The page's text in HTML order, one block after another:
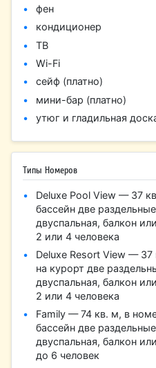
фен
кондиционер
ТВ
Wi-Fi
сейф (платно)
мини-бар (платно)
утюг и гладильная
Типы Номеров
Deluxe Pool View — 37
бассейн две
двуспальная, балкон
2 или 4 человека
Deluxe Resort View —
на курорт две
двуспальная, балкон
2 или 4 человека
Family — 74 кв. м, в
бассейн две
двуспальная, балкон
до 6 человек